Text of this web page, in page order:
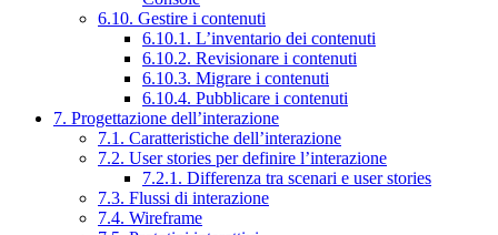
6.10. Gestire i contenuti
6.10.1. L’inventario dei contenuti
6.10.2. Revisionare i contenuti
6.10.3. Migrare i contenuti
6.10.4. Pubblicare i contenuti
7. Progettazione dell’interazione
7.1. Caratteristiche dell’interazione
7.2. User stories per definire l’interazione
7.2.1. Differenza tra scenari e user stories
7.3. Flussi di interazione
7.4. Wireframe